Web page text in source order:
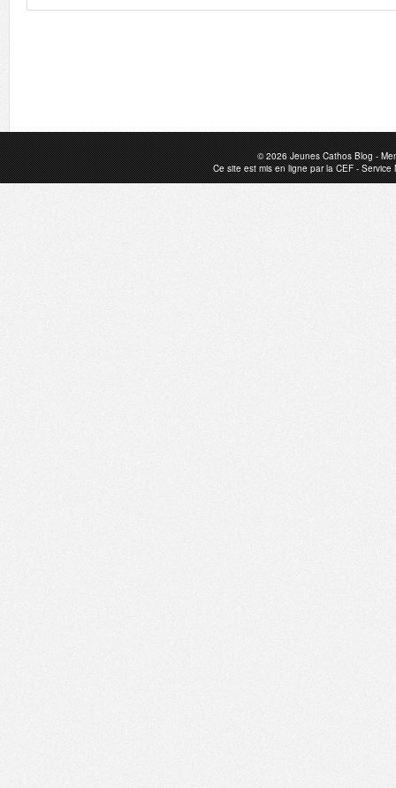
© 2026Jeunes Cathos Blog-
Ce site est mis en ligne par laCEF-Service